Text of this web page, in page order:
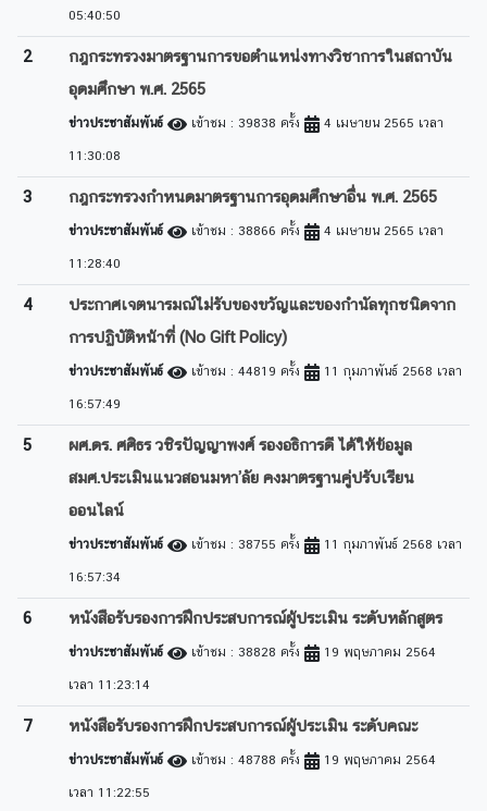
05:40:50
2
กฎกระทรวงมาตรฐานการขอตำแหน่งทางวิชาการในสถาบัน
อุดมศึกษา พ.ศ. 2565
ข่าวประชาสัมพันธ์ เข้าชม : 39838 ครั้ง
4 เมษายน 2565 เวลา
11:30:08
3 กฎกระทรวงกำหนดมาตรฐานการอุดมศึกษาอื่น พ.ศ. 2565
ข่าวประชาสัมพันธ์ เข้าชม : 38866 ครั้ง
4 เมษายน 2565 เวลา
11:28:40
4
ประกาศเจตนารมณ์ไม่รับของขวัญและของกำนัลทุกชนิดจาก
การปฏิบัติหน้าที่ (No Gift Policy)
ข่าวประชาสัมพันธ์ เข้าชม : 44819 ครั้ง
11 กุมภาพันธ์ 2568 เวลา
16:57:49
5
ผศ.ดร. ศศิธร วชิรปัญญาพงศ์ รองอธิการดี ได้ให้ข้อมูล
สมศ.ประเมินแนวสอนมหา’ลัย คงมาตรฐานคู่ปรับเรียน
ออนไลน์
ข่าวประชาสัมพันธ์ เข้าชม : 38755 ครั้ง
11 กุมภาพันธ์ 2568 เวลา
16:57:34
6 หนังสือรับรองการฝึกประสบการณ์ผู้ประเมิน ระดับหลักสูตร
ข่าวประชาสัมพันธ์ เข้าชม : 38828 ครั้ง
19 พฤษภาคม 2564
เวลา 11:23:14
7 หนังสือรับรองการฝึกประสบการณ์ผู้ประเมิน ระดับคณะ
ข่าวประชาสัมพันธ์ เข้าชม : 48788 ครั้ง
19 พฤษภาคม 2564
เวลา 11:22:55